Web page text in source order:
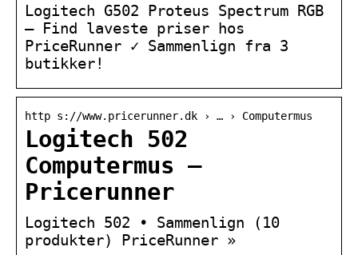
Logitech G502 Proteus Spectrum RGB
– Find laveste priser hos
PriceRunner ✓ Sammenlign fra 3
butikker!
http s://www.pricerunner.dk › … › Computermus
Logitech 502
Computermus –
Pricerunner
Logitech 502 • Sammenlign (10
produkter) PriceRunner »